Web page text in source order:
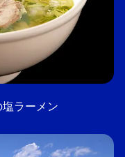
ラーメン